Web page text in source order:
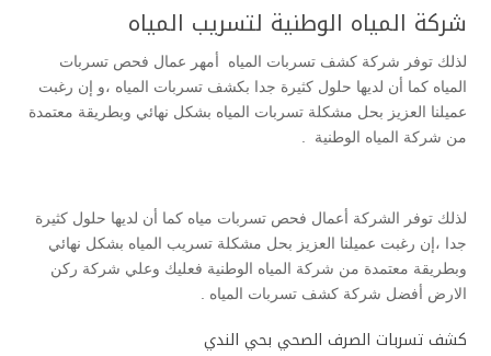
شركة المياه الوطنية لتسريب المياه
لذلك توفر شركة كشف تسربات المياه أمهر عمال فحص تسربات
المياه كما أن لديها حلول كثيرة جدا بكشف تسربات المياه ،و إن رغبت
عميلنا العزيز بحل مشكلة تسربات المياه بشكل نهائي وبطريقة معتمدة
من شركة المياه الوطنية .
لذلك توفر الشركة أعمال فحص تسربات مياه كما أن لديها حلول كثيرة
جدا ،إن رغبت عميلنا العزيز بحل مشكلة تسريب المياه بشكل نهائي
وبطريقة معتمدة من شركة المياه الوطنية فعليك وعلي شركة ركن
الارض أفضل شركة كشف تسربات المياه .
كشف تسربات الصرف الصحي بحي الندي